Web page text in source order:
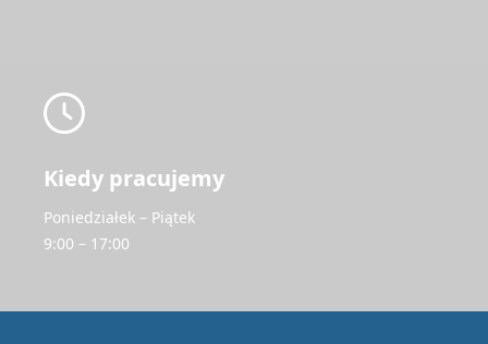
Kiedy pracujemy
Poniedziałek – Piątek
9:00 – 17:00